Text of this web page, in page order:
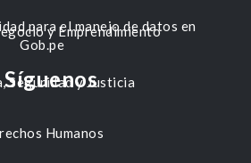
y Emprendimiento
Seguridad y Justicia
Humanos
para el manejo de datos en
Gob.pe
Síguenos